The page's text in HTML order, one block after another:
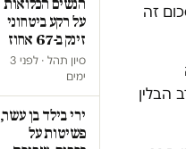
זה
הבלין
הנשים הכלואות
על רקע ביטחוני
זינק ב-67 אחוז
סיון תהל · לפני 3
ימים
ירי בילד בן עשר,
פשיטות על